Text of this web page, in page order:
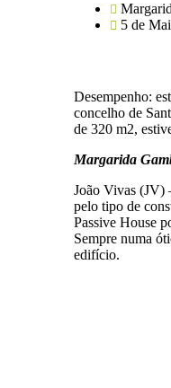
5 de
Desempenho:
concelho de
de 320 m2,
Margarida
João Vivas (JV)
pelo tipo de
Passive House
Sempre numa
edifício.